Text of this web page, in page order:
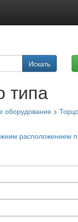
Искать
типа
оборудование>
расположением